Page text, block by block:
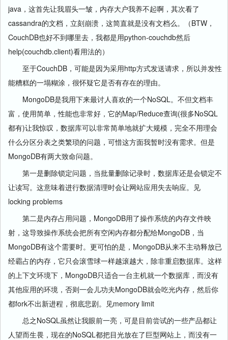
java，这首先让我眉头一皱，内存大户我养不起啊，其次看了
cassandra的文档，立刻崩溃，这简直就是没有文档么。（BTW，
CouchDB也好不到哪里去，我都是用python-couchdb然后
help(couchdb.client)看用法的）
至于CouchDB，可能是因为采用http方式发送请求，所以并发性
能糟糕的一塌糊涂，很怀疑它是否有存在的理由。
MongoDB是我用下来最讨人喜欢的一个NoSQL。不但文档丰
富，使用简单，性能也非常好，它的Map/Reduce查询(很多NoSQL
都有)让我惊叹，数据库可以非常简单地就扩大规模，完全不用理会
什么分区分表之类繁琐的问题，可惜这方面我暂时没有需求。但是
MongoDB有两大致命问题。
第一是删除锁定问题，当批量删除记录时，数据库还是会锁定不
让读写。这意味着进行数据清理时会让网站应用失去响应。见
locking problems
第二是内存占用问题，MongoDB用了操作系统的内存文件映
射，这导致操作系统会把所有空闲内存都分配给MongoDB，当
MongoDB有这个需要时。更可怕的是，MongoDB从来不主动释放已
经霸占的内存，它只会滚雪球一样越滚越大，除非重启数据库。这样
的上下文环境下，MongoDB只适合一台主机就一个数据库，而没有
其他应用的环境，否则一会儿功夫MongoDB就会吃光内存，然后你
都fork不出新进程，彻底悲剧。见memory limit
总之NoSQL虽然让我眼前一亮，可是目前尝试的一些产品都让
人望而生畏，现在的NoSQL都把目光放在了巨型网站上，而没有一